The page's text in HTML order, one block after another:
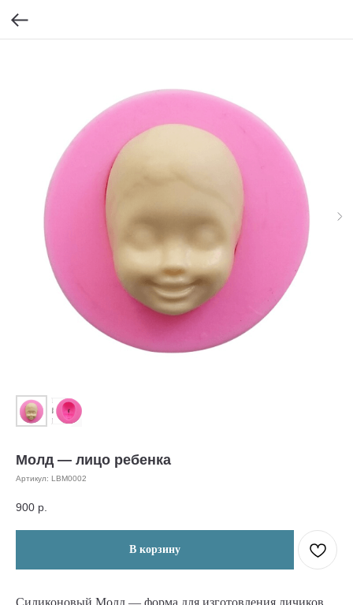
Молд — лицо ребенка
Артикул: LBM0002
900 р.
В корзину
Силиконовый Молд — форма для изготовления личиков